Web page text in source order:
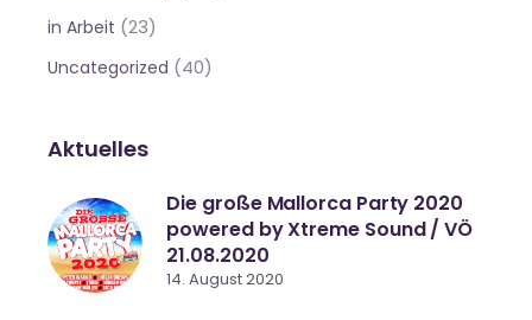
in Arbeit (23)
Uncategorized (40)
Aktuelles
Die große Mallorca Party 2020
powered by Xtreme Sound / VÖ
21.08.2020
14. August 2020